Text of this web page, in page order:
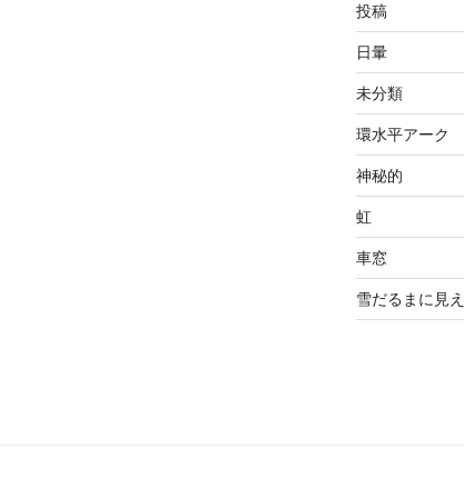
投稿
日暈
未分類
環水平アーク
神秘的
虹
車窓
雪だるまに見